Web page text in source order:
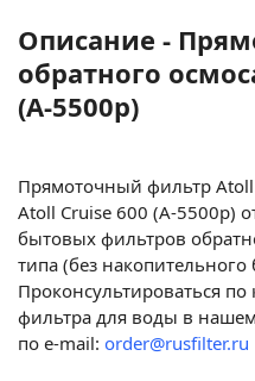
Описание -
обратного
(A-5500p)
Прямоточный фильтр Atoll
Atoll Cruise 600 (A-5500p)
бытовых фильтров
типа (без накопительного
Проконсультироваться
фильтра для воды в
по e-mail: order@rusfilter.ru